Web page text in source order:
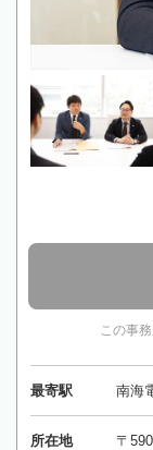
この事
最寄駅 南海
所在地
〒